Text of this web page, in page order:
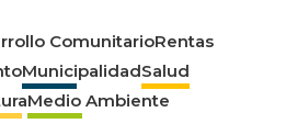
ComunitarioRentas
MunicipalidadSalud
Medio Ambiente